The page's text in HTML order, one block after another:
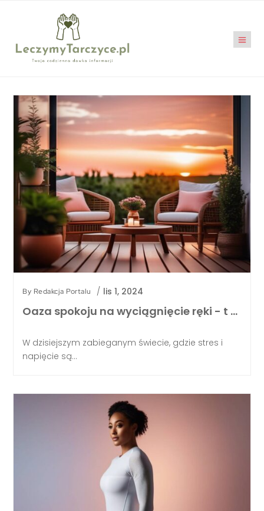
By Redakcja Portalu / lis 1, 2024
Oaza spokoju na wyciągnięcie ręki - t …
W dzisiejszym zabieganym świecie, gdzie stres i
napięcie są...